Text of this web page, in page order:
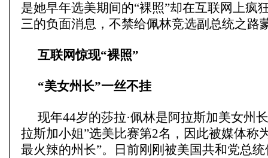
是她早年选美期间的“裸照”却在互联网上疯
三的负面消息，不禁给佩林竞选副总统之路
互联网惊现“裸照”
“美女州长”一丝不挂
现年44岁的莎拉·佩林是阿拉斯加美女州
拉斯加小姐”选美比赛第2名，因此被媒体称
最火辣的州长”。日前刚刚被美国共和党总